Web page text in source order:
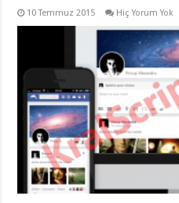
10 Temmuz 2015 Hiç Yorum Yok